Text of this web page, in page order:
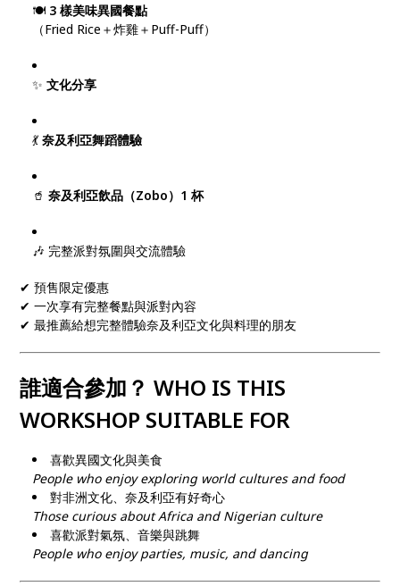
🍽 3 樣美味異國餐點
（Fried Rice＋炸雞＋Puff-Puff）
✨文化分享
💃奈及利亞舞蹈體驗
🥤奈及利亞飲品（Zobo）1 杯
🎶 完整派對氛圍與交流體驗
✔ 預售限定優惠
✔ 一次享有完整餐點與派對內容
✔ 最推薦給想完整體驗奈及利亞文化與料理的朋友
誰適合參加？ WHO IS THIS
WORKSHOP SUITABLE FOR
喜歡異國文化與美食
People who enjoy exploring world cultures and food
對非洲文化、奈及利亞有好奇心
Those curious about Africa and Nigerian culture
喜歡派對氣氛、音樂與跳舞
People who enjoy parties, music, and dancing